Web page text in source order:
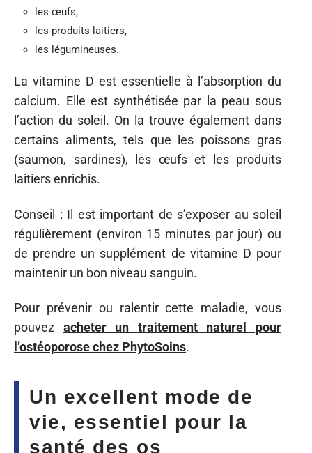
les œufs,
les produits laitiers,
les légumineuses.
La vitamine D est essentielle à l’absorption du
calcium. Elle est synthétisée par la peau sous
l’action du soleil. On la trouve également dans
certains aliments, tels que les poissons gras
(saumon, sardines), les œufs et les produits
laitiers enrichis.
Conseil : Il est important de s’exposer au soleil
régulièrement (environ 15 minutes par jour) ou
de prendre un supplément de vitamine D pour
maintenir un bon niveau sanguin.
Pour prévenir ou ralentir cette maladie, vous
pouvez acheter un traitement naturel pour
l’ostéoporose chez PhytoSoins.
Un excellent mode de
vie, essentiel pour la
santé des os